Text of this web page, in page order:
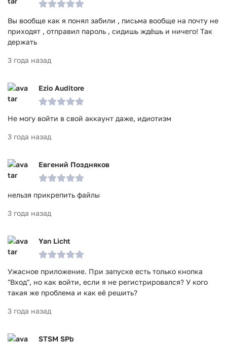
Вы вообще как я понял забили , письма вообще на почту не
приходят , отправил пароль , сидишь ждёшь и ничего! Так
держать
3 года назад
Ezio Auditore
Не могу войти в свой аккаунт даже, идиотизм
3 года назад
Евгений Поздняков
нельзя прикрепить файлы
3 года назад
Yan Licht
Ужасное приложение. При запуске есть только кнопка
"Вход", но как войти, если я не регистрировался? У кого
такая же проблема и как её решить?
3 года назад
STSM SPb